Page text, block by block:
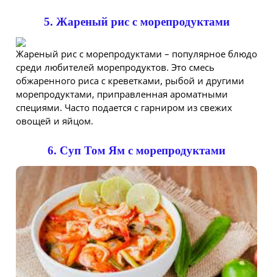
5. Жареный рис с морепродуктами
Жареный рис с морепродуктами – популярное блюдо
среди любителей морепродуктов. Это смесь
обжаренного риса с креветками, рыбой и другими
морепродуктами, приправленная ароматными
специями. Часто подается с гарниром из свежих
овощей и яйцом.
6. Суп Том Ям с морепродуктами